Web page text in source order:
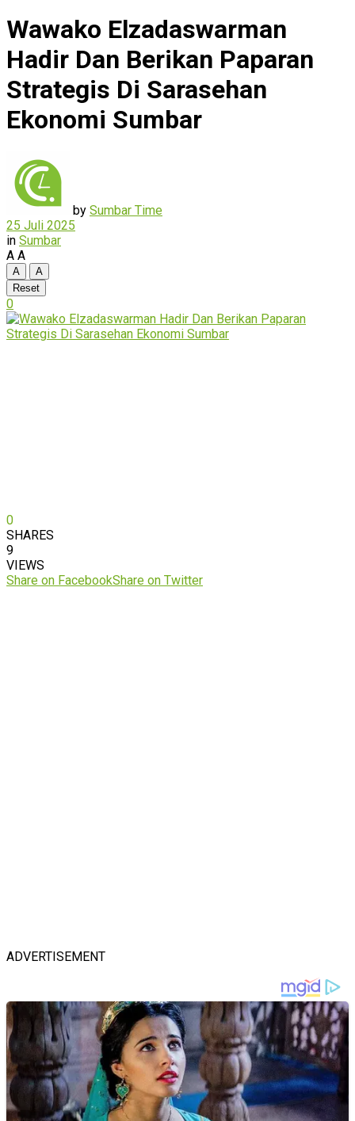
Wawako Elzadaswarman
Hadir Dan Berikan Paparan
Strategis Di Sarasehan
Ekonomi Sumbar
by Sumbar Time
25 Juli 2025
in Sumbar
A A
A
A
Reset
0
0
SHARES
9
VIEWS
Share on FacebookShare on Twitter
ADVERTISEMENT